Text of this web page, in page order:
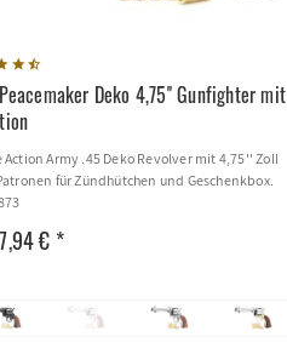
Deko 4,75'' Gunfighter mit
Action Army .45 Deko Revolver mit 4,75'' Zoll
für Zündhütchen und Geschenkbox.
€ *